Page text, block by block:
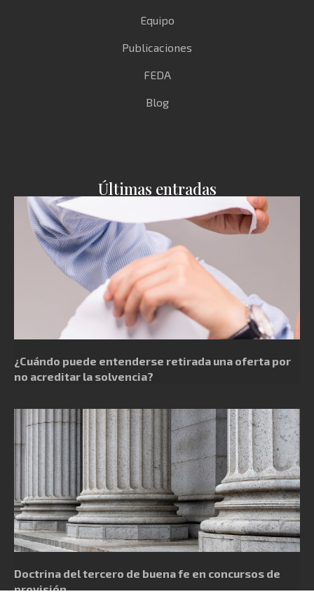
Equipo
Publicaciones
FEDA
Blog
Últimas entradas
¿Cuándo puede entenderse retirada una oferta por
no acreditar la solvencia?
Doctrina del tercero de buena fe en concursos de
provisión